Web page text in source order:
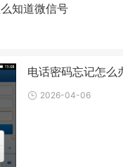
知道微信号
电话密码忘记怎么
2026-04-06